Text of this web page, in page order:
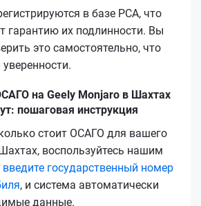
в базе РСА, что
гарантию их подлинности. Вы
это самостоятельно, что
на Geely Monjaro в Шахтах
пошаговая инструкция
стоит ОСАГО для вашего
воспользуйтесь нашим
введите государственный номер
, и система автоматически
данные.